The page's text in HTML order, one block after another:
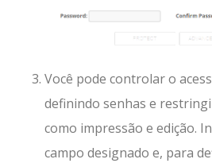
Você pode controlar o
definindo senhas e
como impressão e edição.
campo designado e, para